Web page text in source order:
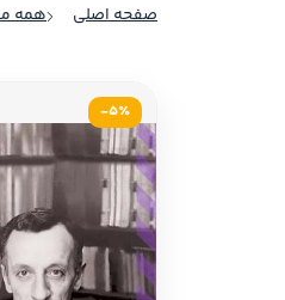
ادبیات
ادبیات
ادبیات
ادبیات
ادبیات
کودک و نوجوان
صفحه اصلی همه
5٪-